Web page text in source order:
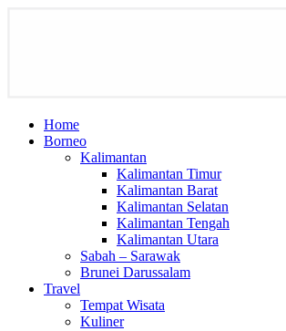
Home
Borneo
Kalimantan
Kalimantan Timur
Kalimantan Barat
Kalimantan Selatan
Kalimantan Tengah
Kalimantan Utara
Sabah – Sarawak
Brunei Darussalam
Travel
Tempat Wisata
Kuliner